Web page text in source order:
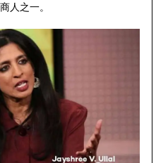
人之一。